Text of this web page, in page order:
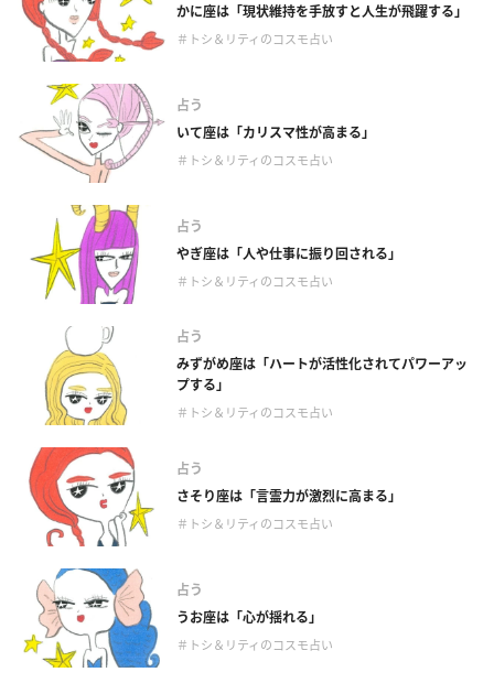
かに座は「現状維持を手放すと人生が飛躍する」
＃トシ＆リティのコスモ占い
占う
いて座は「カリスマ性が高まる」
＃トシ＆リティのコスモ占い
占う
やぎ座は「人や仕事に振り回される」
＃トシ＆リティのコスモ占い
占う
みずがめ座は「ハートが活性化されてパワーアッ
プする」
＃トシ＆リティのコスモ占い
占う
さそり座は「言霊力が激烈に高まる」
＃トシ＆リティのコスモ占い
占う
うお座は「心が揺れる」
＃トシ＆リティのコスモ占い